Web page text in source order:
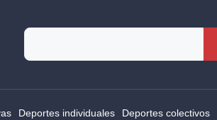
Rechercher
Deportes individuales Deportes colectivos